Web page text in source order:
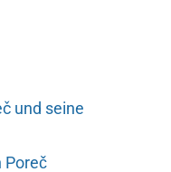
und seine
Poreč